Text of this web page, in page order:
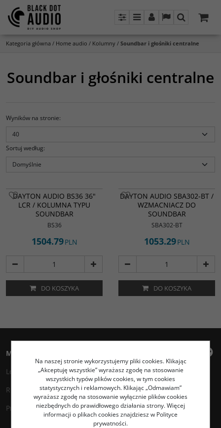
PanelMenuPanel LangSzukaj
Kategoria główna / Home audio / Kolumny / Soundbar i głośniki centralne
Soundbar i głośniki centralne
Wyników na stronie:
Sortuj według:
DAYTON AUDIO BS36 36"
LCR / KOLUMNA TYPU
SOUNDBAR
BS36
1504.79PLN
DO KOSZYKA
DAYTON AUDIO SBA302-BT /
WZMACNIACZ DO
SOUNDBAR
SBA302-BT
1053.29PLN
DO KOSZYKA
Moje konto
Logowanie
Rejestracja
Przechowalnia
Na naszej stronie wykorzystujemy pliki cookies. Klikając
„Akceptuję wszystkie” wyrażasz zgodę na stosowanie
wszystkich typów plików cookies, w tym cookies
statystycznych i reklamowych. Klikając „Odmawiam”
wyrażasz zgodę na stosowanie wyłącznie plików cookies
niezbędnych do prawidłowego działania strony. Więcej
informacji o plikach cookies znajdziesz w Polityce
prywatności.